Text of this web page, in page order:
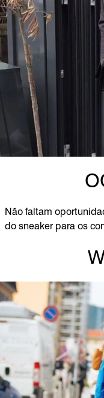
Não faltam
do sneaker para os